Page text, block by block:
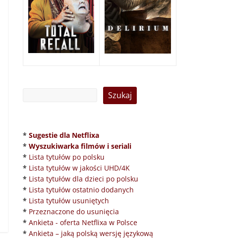
* Sugestie dla Netflixa
* Wyszukiwarka filmów i seriali
* Lista tytułów po polsku
* Lista tytułów w jakości UHD/4K
* Lista tytułów dla dzieci po polsku
* Lista tytułów ostatnio dodanych
* Lista tytułów usuniętych
* Przeznaczone do usunięcia
* Ankieta - oferta Netflixa w Polsce
* Ankieta – jaką polską wersję językową